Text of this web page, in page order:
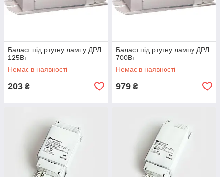
Баласт під ртутну лампу ДРЛ
125Вт
Немає в наявності
203 ₴
Баласт під ртутну лампу ДРЛ
700Вт
Немає в наявності
979 ₴